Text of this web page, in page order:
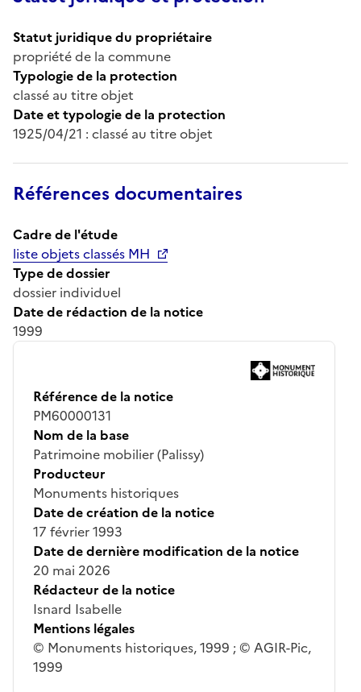
Statut juridique du propriétaire
propriété de la commune
Typologie de la protection
classé au titre objet
Date et typologie de la protection
1925/04/21 : classé au titre objet
Références documentaires
Cadre de l'étude
liste objets classés MH
Type de dossier
dossier individuel
Date de rédaction de la notice
1999
Référence de la notice
PM60000131
Nom de la base
Patrimoine mobilier (Palissy)
Producteur
Monuments historiques
Date de création de la notice
17 février 1993
Date de dernière modification de la notice
20 mai 2026
Rédacteur de la notice
Isnard Isabelle
Mentions légales
© Monuments historiques, 1999 ; © AGIR-Pic,
1999